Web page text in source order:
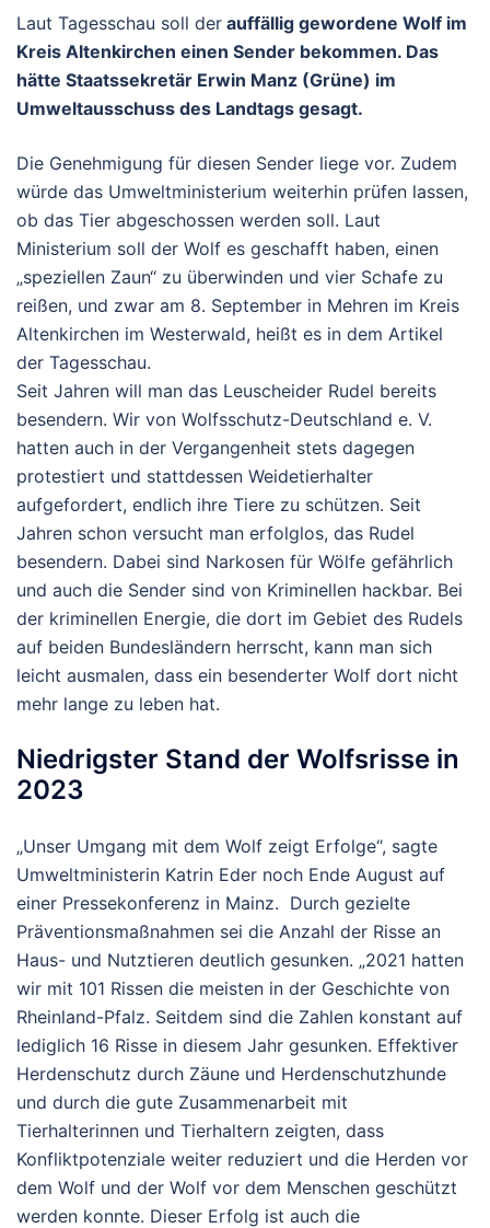
Laut Tagesschau soll der auffällig gewordene Wolf im
Kreis Altenkirchen einen Sender bekommen. Das
hätte Staatssekretär Erwin Manz (Grüne) im
Umweltausschuss des Landtags gesagt.
Die Genehmigung für diesen Sender liege vor. Zudem
würde das Umweltministerium weiterhin prüfen lassen,
ob das Tier abgeschossen werden soll. Laut
Ministerium soll der Wolf es geschafft haben, einen
„speziellen Zaun“ zu überwinden und vier Schafe zu
reißen, und zwar am 8. September in Mehren im Kreis
Altenkirchen im Westerwald, heißt es in dem Artikel
der Tagesschau.
Seit Jahren will man das Leuscheider Rudel bereits
besendern. Wir von Wolfsschutz-Deutschland e. V.
hatten auch in der Vergangenheit stets dagegen
protestiert und stattdessen Weidetierhalter
aufgefordert, endlich ihre Tiere zu schützen. Seit
Jahren schon versucht man erfolglos, das Rudel
besendern. Dabei sind Narkosen für Wölfe gefährlich
und auch die Sender sind von Kriminellen hackbar. Bei
der kriminellen Energie, die dort im Gebiet des Rudels
auf beiden Bundesländern herrscht, kann man sich
leicht ausmalen, dass ein besenderter Wolf dort nicht
mehr lange zu leben hat.
Niedrigster Stand der Wolfsrisse in
2023
„Unser Umgang mit dem Wolf zeigt Erfolge“, sagte
Umweltministerin Katrin Eder noch Ende August auf
einer Pressekonferenz in Mainz. Durch gezielte
Präventionsmaßnahmen sei die Anzahl der Risse an
Haus- und Nutztieren deutlich gesunken. „2021 hatten
wir mit 101 Rissen die meisten in der Geschichte von
Rheinland-Pfalz. Seitdem sind die Zahlen konstant auf
lediglich 16 Risse in diesem Jahr gesunken. Effektiver
Herdenschutz durch Zäune und Herdenschutzhunde
und durch die gute Zusammenarbeit mit
Tierhalterinnen und Tierhaltern zeigten, dass
Konfliktpotenziale weiter reduziert und die Herden vor
dem Wolf und der Wolf vor dem Menschen geschützt
werden konnte. Dieser Erfolg ist auch die